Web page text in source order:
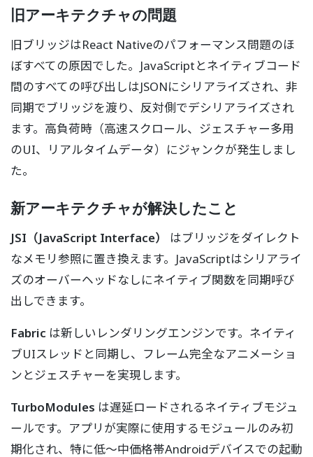
旧アーキテクチャの問題
旧ブリッジはReact Nativeのパフォーマンス問題のほ
ぼすべての原因でした。JavaScriptとネイティブコード
間のすべての呼び出しはJSONにシリアライズされ、非
同期でブリッジを渡り、反対側でデシリアライズされ
ます。高負荷時（高速スクロール、ジェスチャー多用
のUI、リアルタイムデータ）にジャンクが発生しまし
た。
新アーキテクチャが解決したこと
JSI（JavaScript Interface）
はブリッジをダイレクト
なメモリ参照に置き換えます。JavaScriptはシリアライ
ズのオーバーヘッドなしにネイティブ関数を同期呼び
出しできます。
Fabric は新しいレンダリングエンジンです。ネイティ
ブUIスレッドと同期し、フレーム完全なアニメーショ
ンとジェスチャーを実現します。
TurboModules は遅延ロードされるネイティブモジュ
ールです。アプリが実際に使用するモジュールのみ初
期化され、特に低〜中価格帯Androidデバイスでの起動